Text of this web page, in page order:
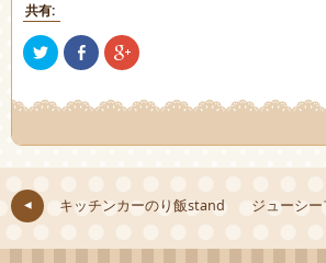
共有:
ク
リ
し
て
で
い
ン
Facebook
で
(新
し
ウ
ン
ウ
で
ま
ク
リ
し
て
で
有
い
ン
キッチンカーのり飯stand ジューシ